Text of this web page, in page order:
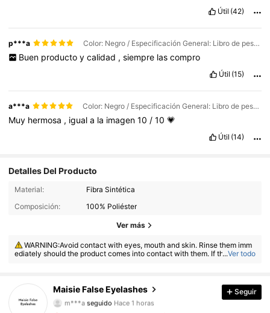
Útil (42)
p***a Color: Negro / Especificación General: Libro de pestañas
Buen producto y calidad , siempre las compro
Útil (15)
a***a Color: Negro / Especificación General: Libro de pestañas
Muy hermosa , iguala la imagen10 /10💗
Útil (14)
Detalles Del Producto
Material:
Fibra Sintética
Composición:
100% Poliéster
Ver más
WARNING:Avoid contact with eyes, mouth and skin. Rinse them imm
ediately should the product comes into contact with them. If there is an
...Ver todo
Maisie False Eyelashes
m***a seguidoHace 1 horas
2***0está navegando
Seguir